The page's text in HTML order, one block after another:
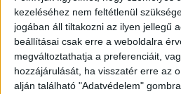
kezeléséhez nem feltétlenül
jogában áll tiltakozni az ilyen jellegű
beállításai csak erre a weboldalra
megváltoztathatja a preferenciáit,
hozzájárulását, ha visszatér erre az
alján található "Adatvédelem"
Következő